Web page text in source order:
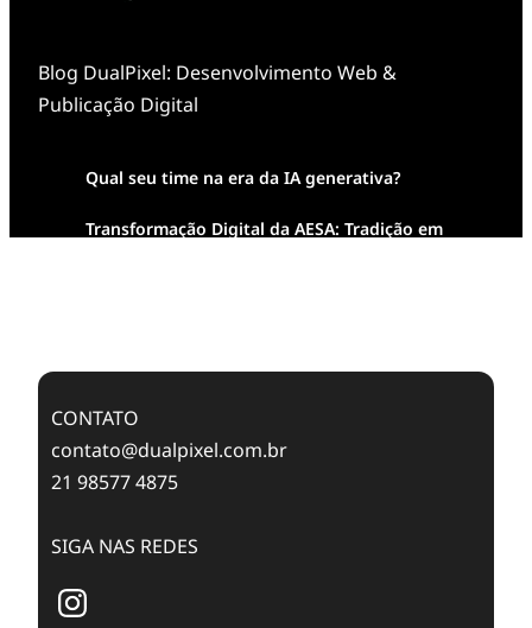
Blog DualPixel: Desenvolvimento Web &
Publicação Digital
Qual seu time na era da IA generativa?
Transformação Digital da AESA: Tradição em
CONTATO
contato@dualpixel.com.br
21 98577 4875
SIGA NAS REDES